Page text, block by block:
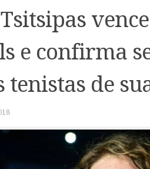
e confirma
tenistas de